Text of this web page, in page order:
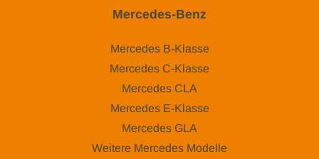
Mercedes-Benz
Mercedes B-Klasse
Mercedes C-Klasse
Mercedes CLA
Mercedes E-Klasse
Mercedes GLA
Weitere Mercedes Modelle